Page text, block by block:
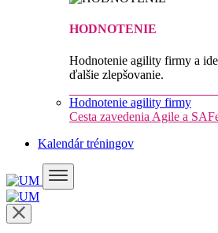
HODNOTENIE
Hodnotenie agility firmy a
ďalšie zlepšovanie.
Hodnotenie agility firmy
Cesta zavedenia Agile a
Kalendár tréningov